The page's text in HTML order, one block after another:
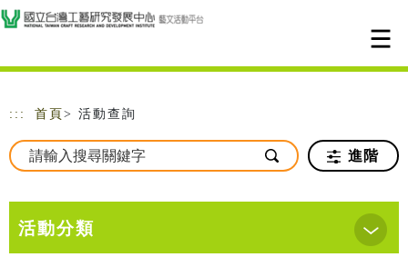
跳到主要內容
網站導覽
::: 首頁 > 活動查詢
進階
活動分類